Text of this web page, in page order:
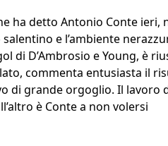
ha detto Antonio Conte ieri,
e l’ambiente
di D’Ambrosio e Young, è
commenta entusiasta il
di grande orgoglio. Il lavoro
è Conte a non volersi